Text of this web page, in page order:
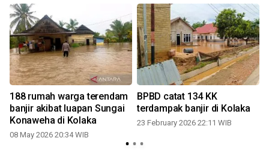
188 rumah warga terendam
banjir akibat luapan Sungai
Konaweha di Kolaka
08 May 2026 20:34 WIB
BPBD catat 134 KK
terdampak banjir di Kolaka
23 February 2026 22:11 WIB